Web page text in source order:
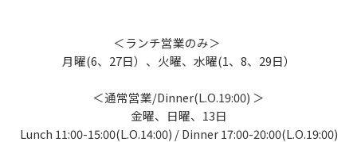
＜ランチ営業のみ＞
月曜(6、27日）、火曜、水曜(1、8、29日）
＜通常営業/Dinner(L.O.19:00) ＞
金曜、日曜、13日
Lunch 11:00-15:00(L.O.14:00) / Dinner 17:00-20:00(L.O.19:00)